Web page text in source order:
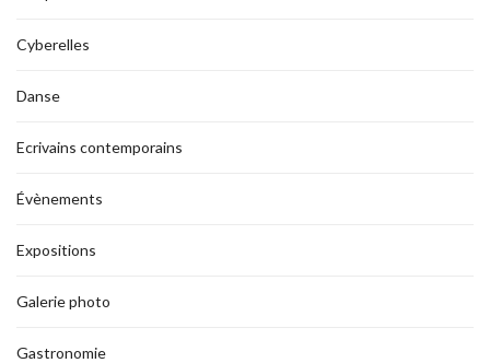
Cyberelles
Danse
Ecrivains contemporains
Évènements
Expositions
Galerie photo
Gastronomie